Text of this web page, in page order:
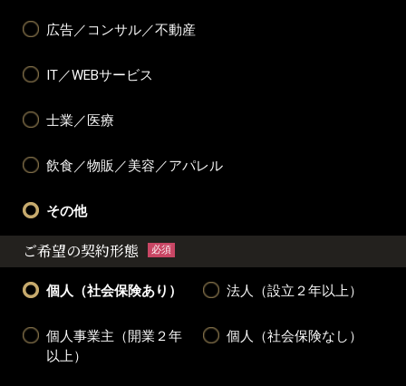
広告／コンサル／不動産
IT／WEBサービス
士業／医療
飲食／物販／美容／アパレル
その他
ご希望の契約形態 必須
個人（社会保険あり） 法人（設立２年以上）
個人事業主（開業２年
以上）
個人（社会保険なし）